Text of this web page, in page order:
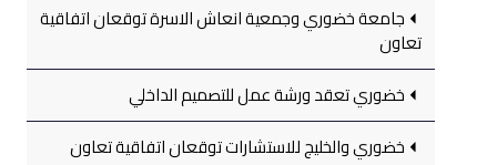
جامعة خضوري وجمعية انعاش الاسرة توقعان اتفاقية
تعاون
خضوري تعقد ورشة عمل للتصميم الداخلي
خضوري والخليج للاستشارات توقعان اتفاقية تعاون